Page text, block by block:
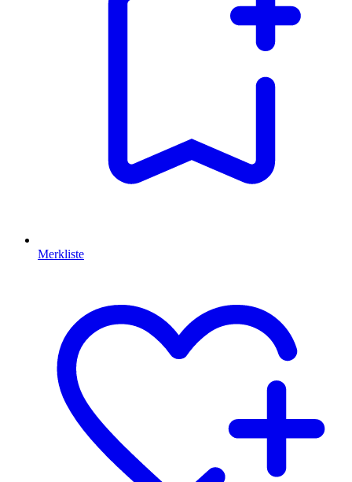
Merkliste